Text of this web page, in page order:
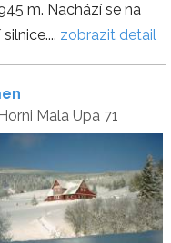
m. Nachází se na
zobrazit detail
Mala Upa 71